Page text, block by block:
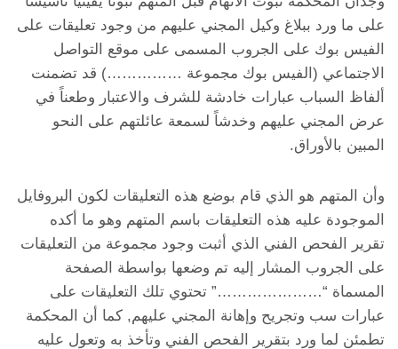
على ما ورد ببلاغ وكيل المجني عليهم من وجود تعليقات على
الفيس بوك على الجروب المسمى على موقع التواصل
الاجتماعي (الفيس بوك مجموعة ……………) قد تضمنت
ألفاظ السباب عبارات خادشة للشرف والاعتبار وطعناً في
عرض المجني عليهم وخدشاً لسمعة عائلتهم على النحو
المبين بالأوراق.
وأن المتهم هو الذي قام بوضع هذه التعليقات لكون البروفايل
الموجودة عليه هذه التعليقات باسم المتهم وهو ما أكده
تقرير الفحص الفني الذي أثبت وجود مجموعة من التعليقات
على الجروب المشار إليه تم وضعها بواسطة الصفحة
المسماة “…………………” تحتوي تلك التعليقات على
عبارات سب وتجريح وإهانة المجني عليهم, كما أن المحكمة
تطمئن لما ورد بتقرير الفحص الفني وتأخذ به وتعول عليه